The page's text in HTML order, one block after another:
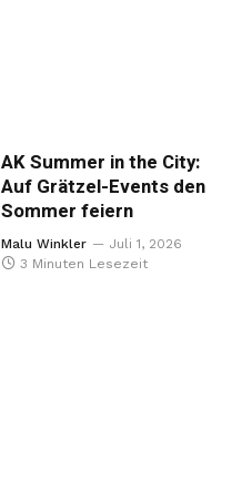
AK Summer in the City:
Auf Grätzel-Events den
Sommer feiern
Malu Winkler
Juli 1, 2026
3 Minuten Lesezeit